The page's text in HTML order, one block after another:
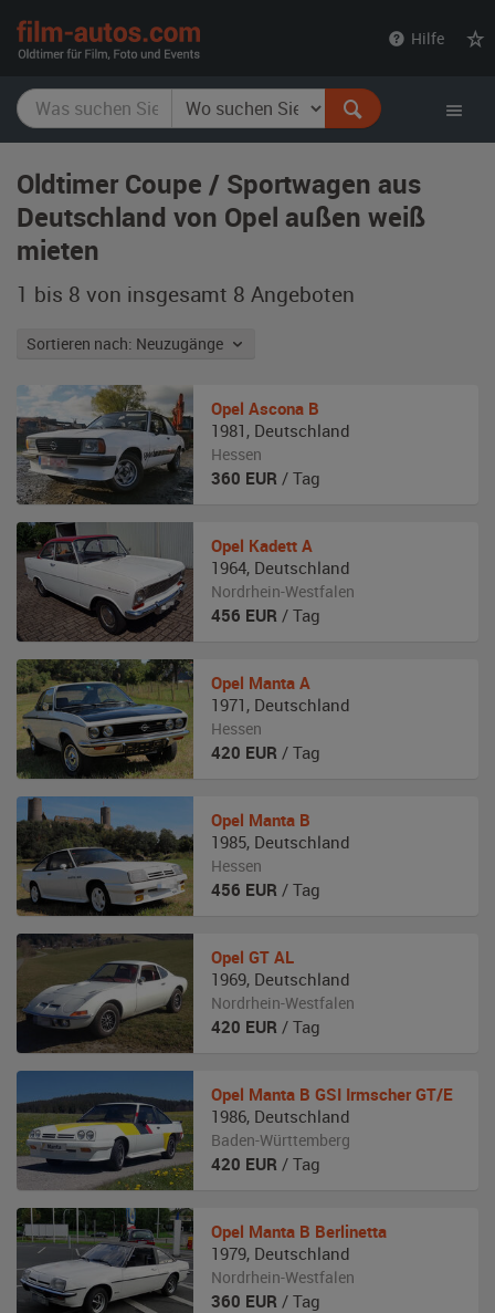
Hilfe
Oldtimer Coupe / Sportwagen aus
Deutschland von Opel außen weiß
mieten
1 bis 8 von insgesamt 8 Angeboten
Sortieren nach: Neuzugänge
Opel Ascona B
1981 , Deutschland
Hessen
360 EUR / Tag
Opel Kadett A
1964, Deutschland
Nordrhein-Westfalen
456 EUR / Tag
Opel Manta A
1971 , Deutschland
Hessen
420 EUR / Tag
Opel Manta B
1985, Deutschland
Hessen
456 EUR / Tag
Opel GT AL
1969, Deutschland
Nordrhein-Westfalen
420 EUR / Tag
Opel Manta B GSI Irmscher GT/E
1986, Deutschland
Baden-Württemberg
420 EUR / Tag
Opel Manta B Berlinetta
1979, Deutschland
Nordrhein-Westfalen
360 EUR / Tag